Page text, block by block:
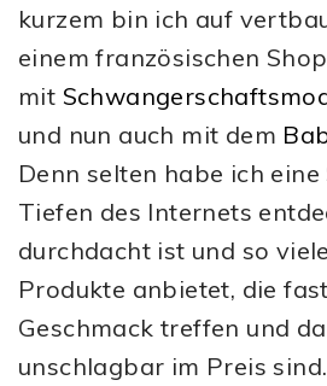
kurzem bin ich auf
einem französischen
mit
und nun auch mit dem
Denn selten habe ich eine
Tiefen des Internets
durchdacht ist und so
Produkte anbietet, die
Geschmack treffen und
unschlagbar im Preis